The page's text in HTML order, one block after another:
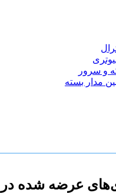
و سرور
مدار بسته
عرضه شده در